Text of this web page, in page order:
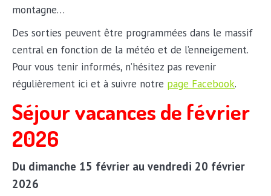
montagne…
Des sorties peuvent être programmées dans le massif
central en fonction de la météo et de l’enneigement.
Pour vous tenir informés, n’hésitez pas revenir
régulièrement ici et à suivre notre page Facebook.
Séjour vacances de février
2026
Du dimanche 15 février au vendredi 20 février
2026